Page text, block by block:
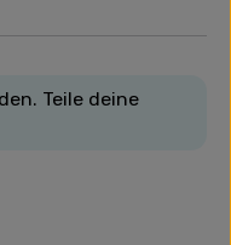
Teile deine